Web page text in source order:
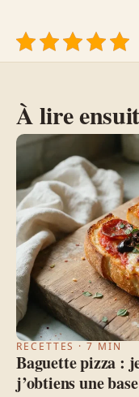
À lire
RECETTES · 7 MIN
Baguette pizza :
j’obtiens une